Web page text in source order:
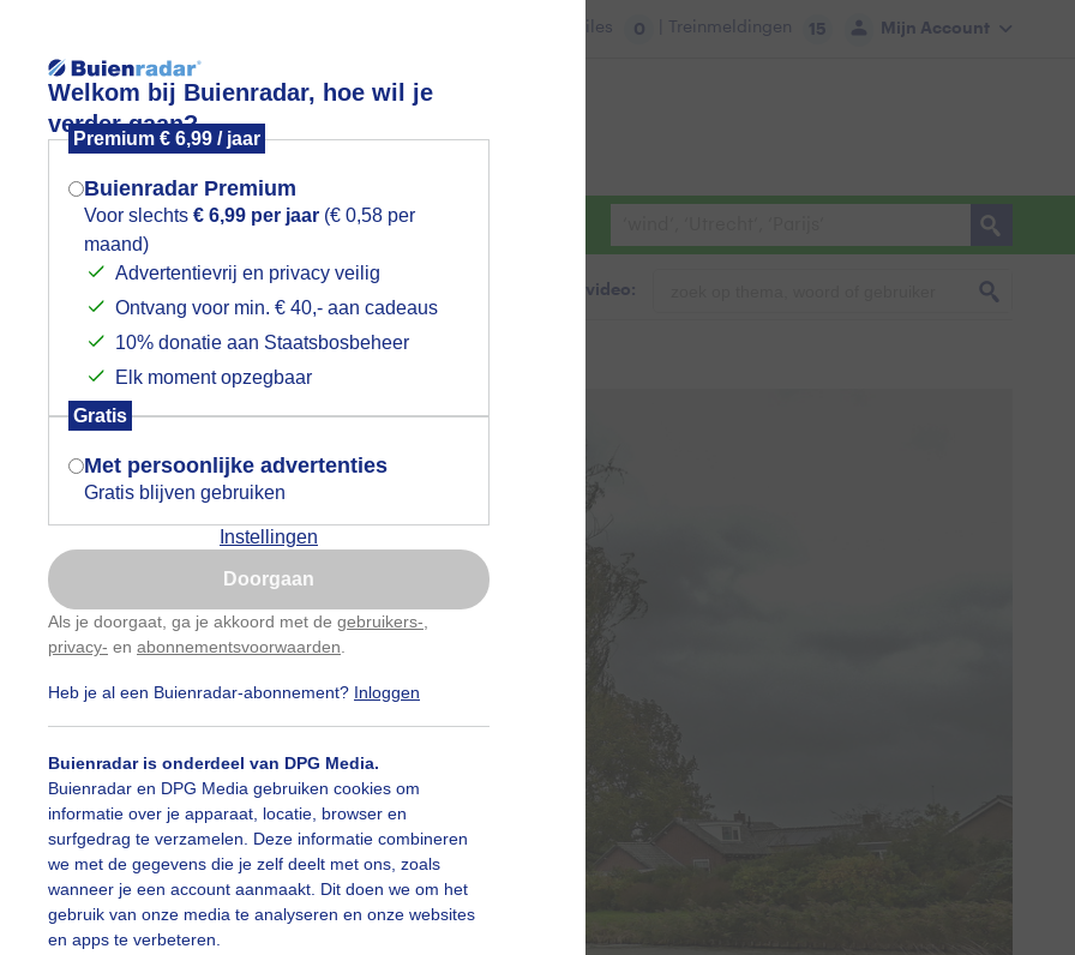
Welkom bij Buienradar, hoe wil je
verder gaan?
Premium € 6,99 / jaar
Buienradar Premium
Voor slechts € 6,99 per jaar (€ 0,58 per
maand)
Advertentievrij en privacy veilig
Ontvang voor min. € 40,- aan cadeaus
10% donatie aan Staatsbosbeheer
Elk moment opzegbaar
Gratis
Met persoonlijke advertenties
Gratis blijven gebruiken
Instellingen
Doorgaan
Als je doorgaat, ga je akkoord met de gebruikers-
privacy- en abonnementsvoorwaarden
Heb je al een Buienradar-abonnement? Inloggen
Buienradar is onderdeel van DPG Media.
Buienradar en DPG Media gebruiken cookies om
informatie over je apparaat, locatie, browser en
surfgedrag te verzamelen. Deze informatie combineren
we met de gegevens die je zelf deelt met ons, zoals
wanneer je een account aanmaakt. Dit doen we om het
gebruik van onze media te analyseren en onze websites
en apps te verbeteren.
Mijn Account
Files 0 | Treinmeldingen 15
Foto en video Weerzine
Zoeken in foto & video:
Mogen we je locatie gebruiken voor
het weer?
Indien je hier nog geen akkoord op hebt
gegeven, verschijnt er zo een pop-up uit
je browser waarin deze toestemming
gevraagd wordt.
Is goed, toon de popup
Nu niet, misschien later
Gebruik je Safari en wil je niet elke dag deze pop-up
Klikhierom dit aan te passen